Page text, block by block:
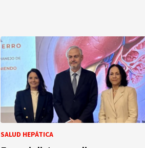
SALUD HEPÁTICA